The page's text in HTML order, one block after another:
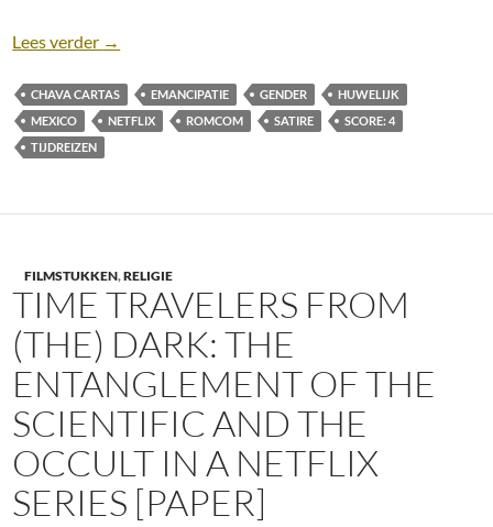
Lees verder Recensie: Nuestros Tiempos [Netflix; Chava
→
CHAVA CARTAS EMANCIPATIE GENDER
HUWELIJK
MEXICO
NETFLIX ROMCOM SATIRE
SCORE: 4
TIJDREIZEN
FILMSTUKKEN,RELIGIE
TIME TRAVELERS FROM
(THE) DARK: THE
ENTANGLEMENT OF THE
SCIENTIFIC AND THE
OCCULT IN A NETFLIX
SERIES [PAPER]